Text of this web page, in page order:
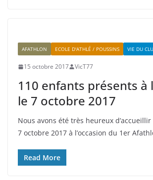
AFATHLON ECOLE D'ATHLÉ / POUSSINS VIE DU
15 octobre 2017 VicT77
110 enfants présents à
le 7 octobre 2017
Nous avons été très heureux
7 octobre 2017 à l’occasion du 1er
Read More